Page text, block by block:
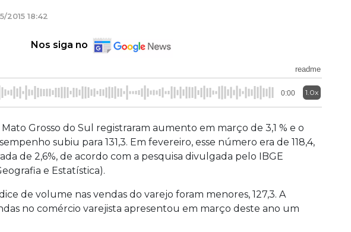
2015 18:42
Nos siga no
readme
0:00 1.0x
Grosso do Sul registraram aumento em março de 3,1 % e o
subiu para 131,3. Em fevereiro, esse número era de 118,4,
de 2,6%, de acordo com a pesquisa divulgada pelo IBGE
e Estatística).
de volume nas vendas do varejo foram menores, 127,3. A
no comércio varejista apresentou em março deste ano um